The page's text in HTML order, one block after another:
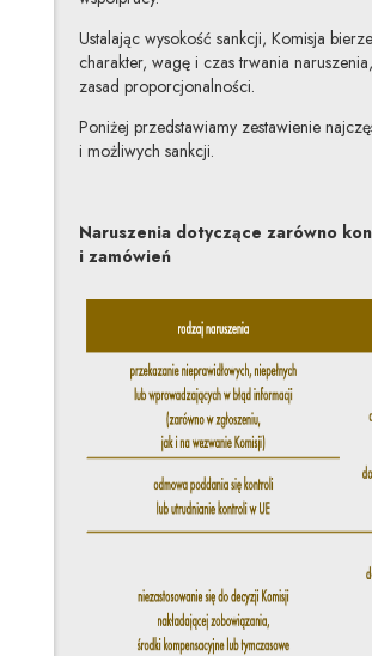
Ustalając wysokość sankcji, Komisja
charakter, wagę i czas trwania
zasad proporcjonalności.
Poniżej przedstawiamy zestawienie
i możliwych sankcji.
Naruszenia dotyczące zarówno
i zamówień